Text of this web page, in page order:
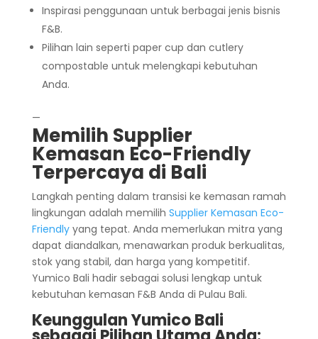
Inspirasi penggunaan untuk berbagai jenis bisnis
F&B.
Pilihan lain seperti paper cup dan cutlery
compostable untuk melengkapi kebutuhan
Anda.
—
Memilih Supplier
Kemasan Eco-Friendly
Terpercaya di Bali
Langkah penting dalam transisi ke kemasan ramah
lingkungan adalah memilih Supplier Kemasan Eco-
Friendlyyang tepat. Anda memerlukan mitra yang
dapat diandalkan, menawarkan produk berkualitas,
stok yang stabil, dan harga yang kompetitif.
Yumico Bali hadir sebagai solusi lengkap untuk
kebutuhan kemasan F&B Anda di Pulau Bali.
Keunggulan Yumico Bali